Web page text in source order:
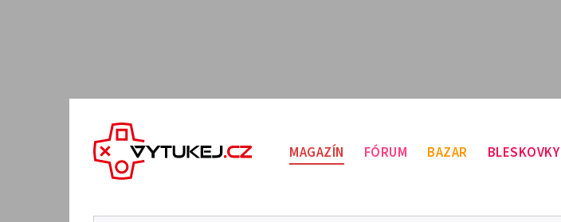
MAGAZÍN FÓRUM BAZAR BLESKOVKY